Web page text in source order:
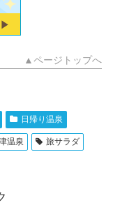
▲ページトップへ
日帰り温泉
温泉 旅サラダ